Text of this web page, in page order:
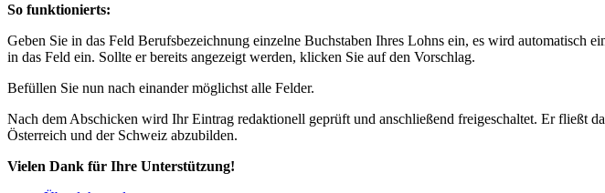
So funktionierts:
Geben Sie in das Feld Berufsbezeichnung einzelne Buchstaben Ihres Lohns ein, es wird automatisch
in das Feld ein. Sollte er bereits angezeigt werden, klicken Sie auf den Vorschlag.
Befüllen Sie nun nach einander möglichst alle Felder.
Nach dem Abschicken wird Ihr Eintrag redaktionell geprüft und anschließend freigeschaltet. Er fließt
Österreich und der Schweiz abzubilden.
Vielen Dank für Ihre Unterstützung!